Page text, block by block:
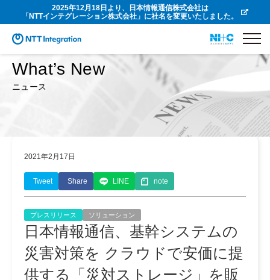
2025年12月18日より、日本情報通信株式会社は
「NTTインテグレーション株式会社」に社名を変更いたしました。
What’s New
ニュース
2021年2月17日
Tweet Share LINE note
プレスリリース ソリューション
日本情報通信、基幹システムの
災害対策を クラウドで安価に提
供する「災対ストレージ」を販